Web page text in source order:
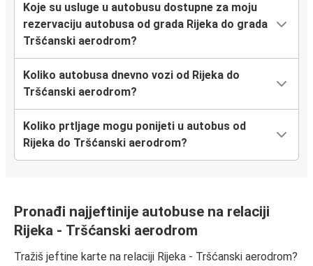
Koje su usluge u autobusu dostupne za moju
rezervaciju autobusa od grada Rijeka do grada
Tršćanski aerodrom?
Koliko autobusa dnevno vozi od Rijeka do
Tršćanski aerodrom?
Koliko prtljage mogu ponijeti u autobus od
Rijeka do Tršćanski aerodrom?
Pronađi najjeftinije autobuse na relaciji
Rijeka - Tršćanski aerodrom
Tražiš jeftine karte na relaciji Rijeka - Tršćanski aerodrom?